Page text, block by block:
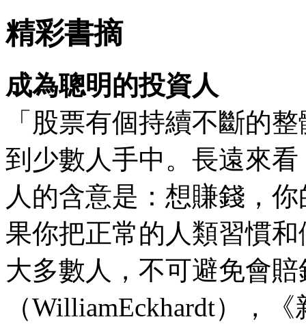
精彩書摘
成為聰明的投資人
「股票有個持續不斷的
到少數人手中。長遠來
人的含意是：想賺錢，
果你把正常的人類習慣
大多數人，不可避免會
（WilliamEckhardt），